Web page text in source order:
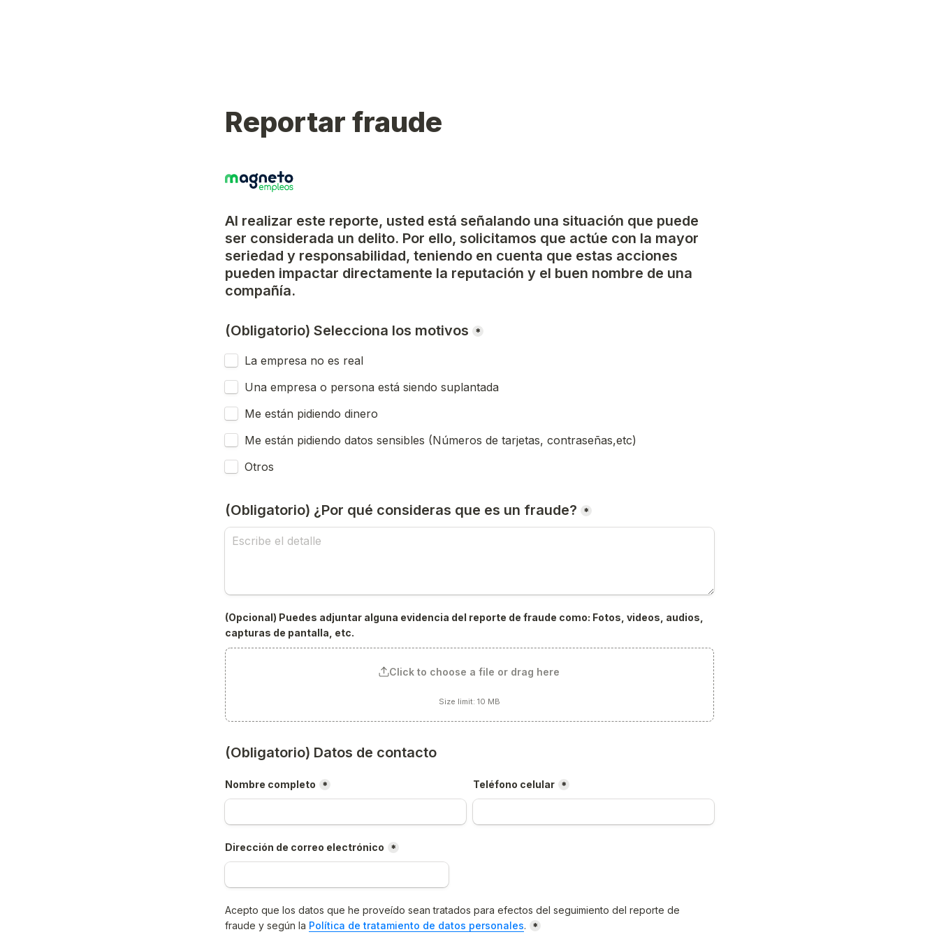
Reportar fraude
Al realizar este reporte, usted está señalando una situación que puede
ser considerada un delito. Por ello, solicitamos que actúe con la mayor
seriedad y responsabilidad, teniendo en cuenta que estas acciones
pueden impactar directamente la reputación y el buen nombre de una
compañía.
(Obligatorio) Selecciona los motivos *
La empresa no es real
Una empresa o persona está siendo suplantada
Me están pidiendo dinero
Me están pidiendo datos sensibles (Números de tarjetas, contraseñas,etc)
Otros
(Obligatorio) ¿Por qué consideras que es un fraude? *
(Opcional) Puedes adjuntar alguna evidencia del reporte de fraude como: Fotos, videos, audios,
capturas de pantalla, etc.
Click to choose a file or drag here
Size limit: 10 MB
(Obligatorio) Datos de contacto
Nombre completo * Teléfono celular *
Dirección de correo electrónico *
Acepto que los datos que he proveído sean tratados para efectos del seguimiento del reporte de
fraude y según la Política de tratamiento de datos personales. *